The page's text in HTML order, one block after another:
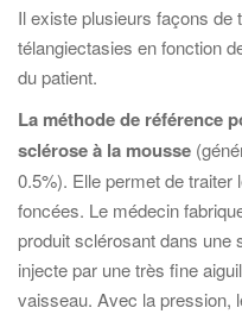
Il existe plusieurs façons de
télangiectasies en fonction
du patient.
La méthode de référence
sclérose à la mousse
0.5%). Elle permet de
foncées. Le médecin
produit sclérosant dans une
injecte par une très fine
vaisseau. Avec la pression,